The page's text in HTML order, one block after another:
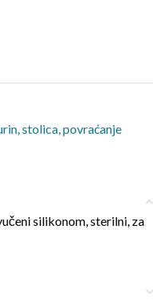
stolica, povraćanje
silikonom, sterilni, za